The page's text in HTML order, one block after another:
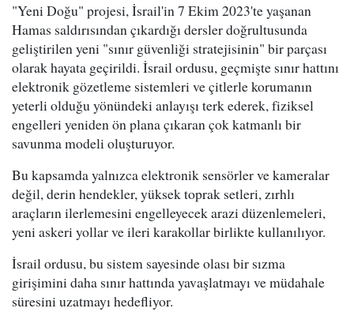
"Yeni Doğu" projesi, İsrail'in 7 Ekim 2023'te yaşanan
Hamas saldırısından çıkardığı dersler doğrultusunda
geliştirilen yeni "sınır güvenliği stratejisinin" bir parçası
olarak hayata geçirildi. İsrail ordusu, geçmişte sınır hattını
elektronik gözetleme sistemleri ve çitlerle korumanın
yeterli olduğu yönündeki anlayışı terk ederek, fiziksel
engelleri yeniden ön plana çıkaran çok katmanlı bir
savunma modeli oluşturuyor.
Bu kapsamda yalnızca elektronik sensörler ve kameralar
değil, derin hendekler, yüksek toprak setleri, zırhlı
araçların ilerlemesini engelleyecek arazi düzenlemeleri,
yeni askeri yollar ve ileri karakollar birlikte kullanılıyor.
İsrail ordusu, bu sistem sayesinde olası bir sızma
girişimini daha sınır hattında yavaşlatmayı ve müdahale
süresini uzatmayı hedefliyor.